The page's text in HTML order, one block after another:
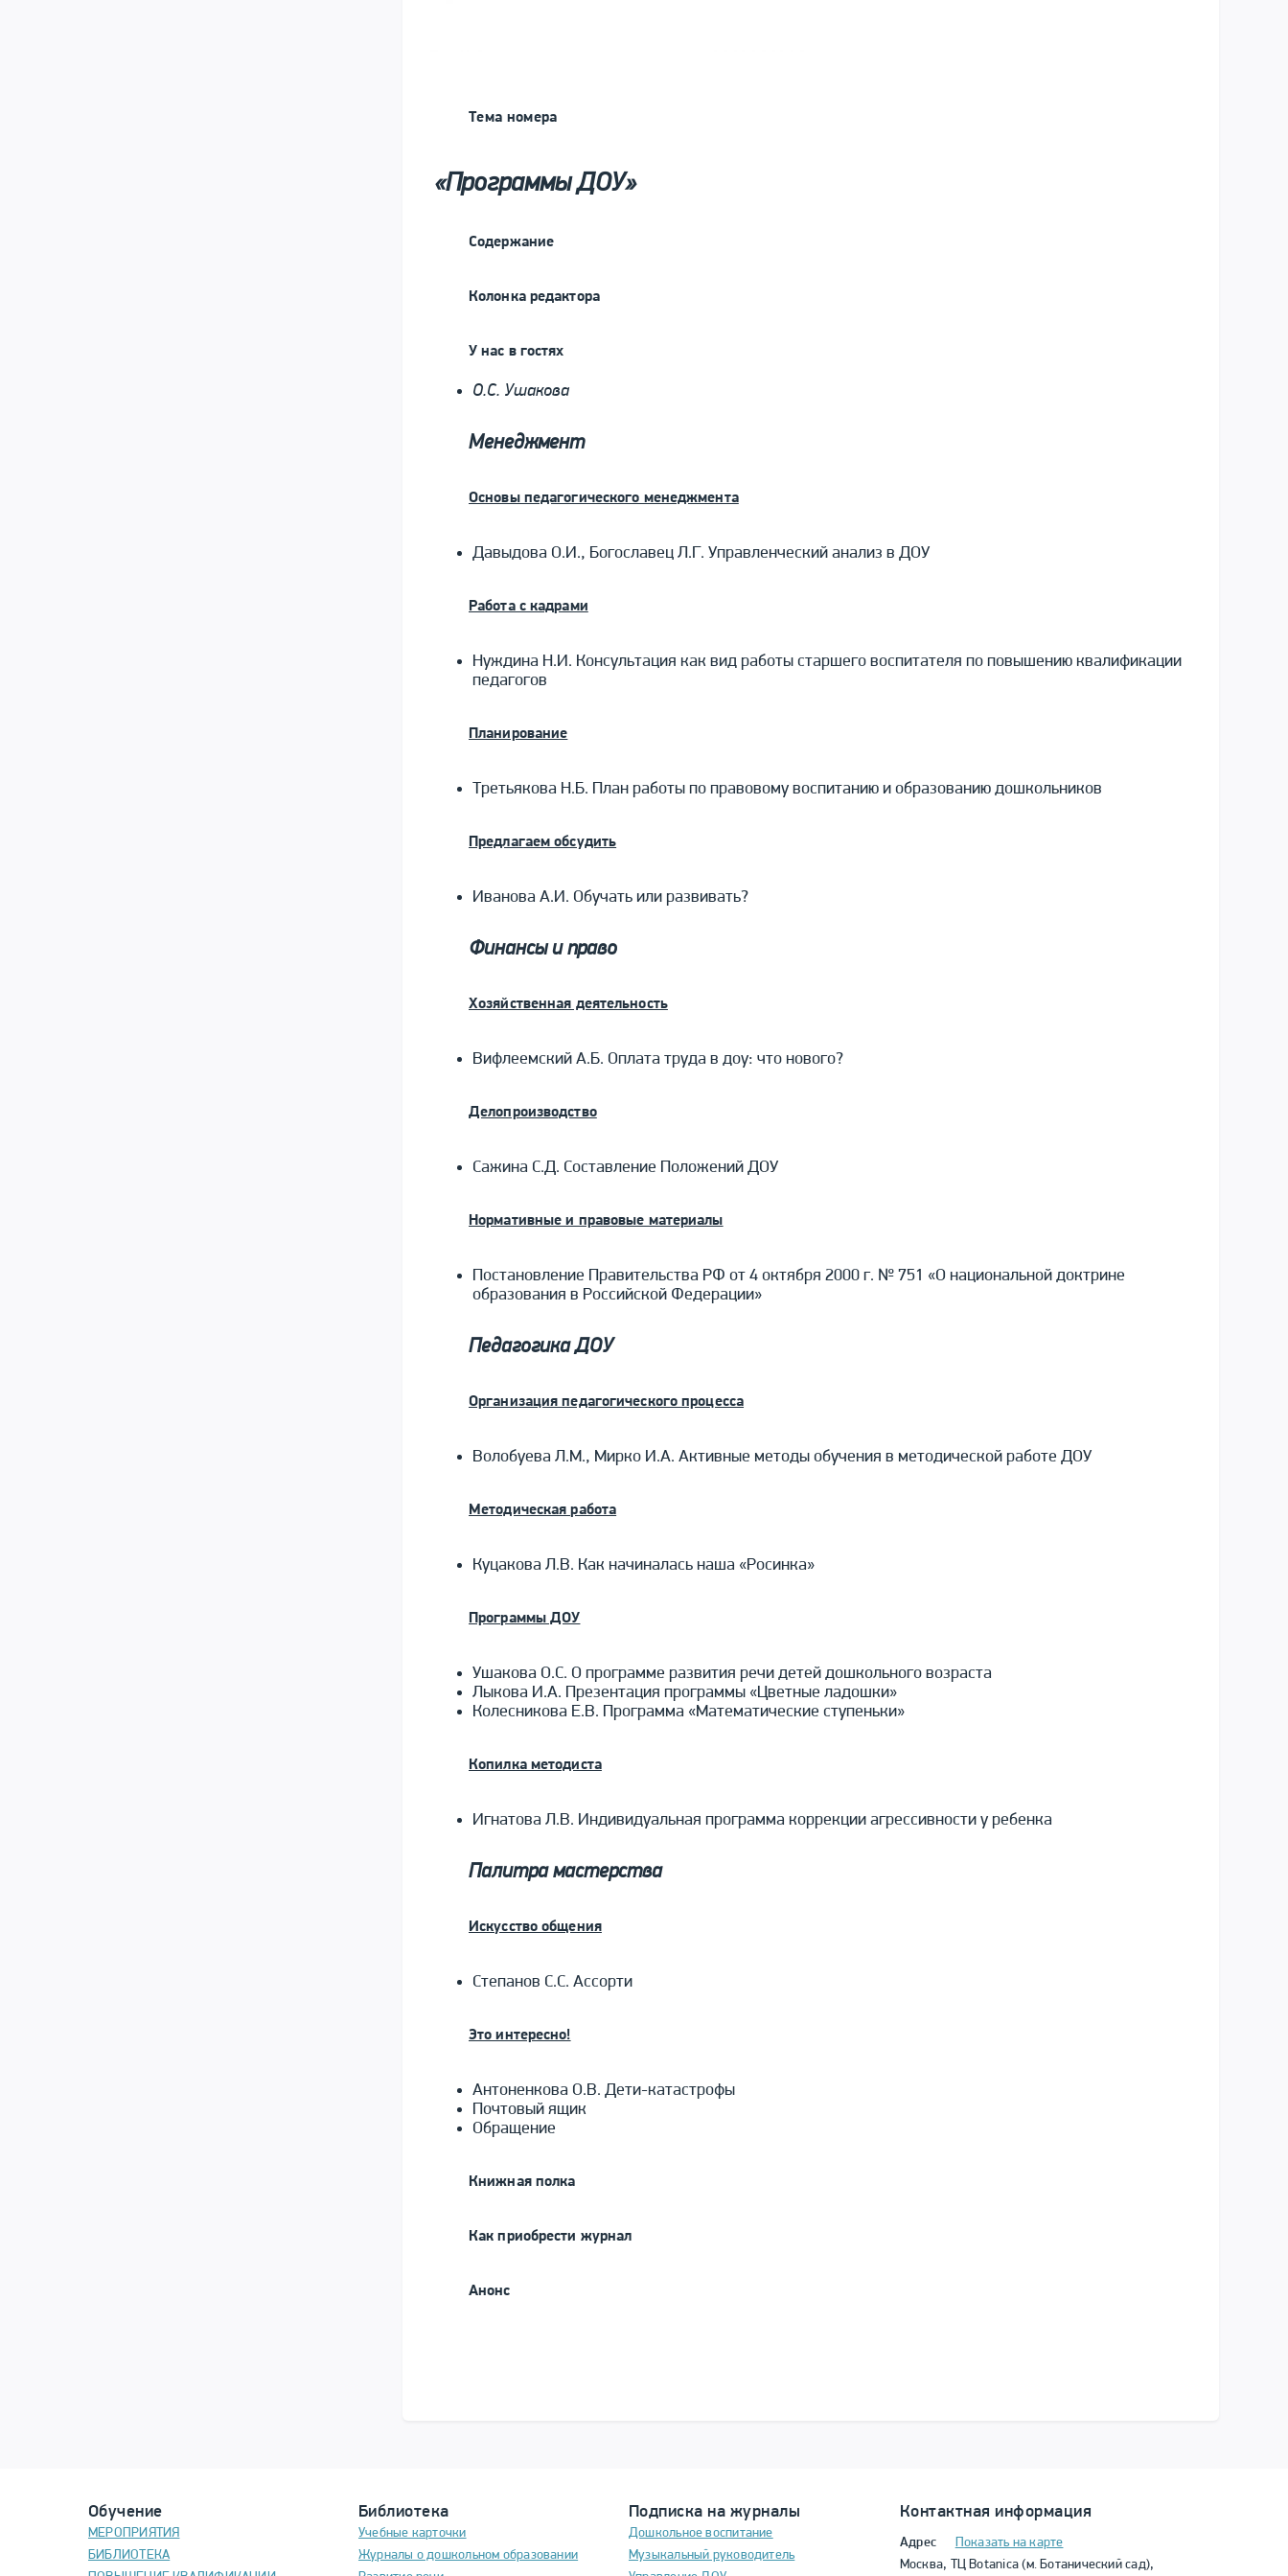
Тема номера
«Программы ДОУ»
Содержание
Колонка редактора
У нас в гостях
О.С. Ушакова
Менеджмент
Основы педагогического менеджмента
Давыдова О.И., Богославец Л.Г. Управленческий анализ в ДОУ
Работа с кадрами
Нуждина Н.И. Консультация как вид работы старшего воспитателя по повышению квалификации
педагогов
Планирование
Третьякова Н.Б. План работы по правовому воспитанию и образованию дошкольников
Предлагаем обсудить
Иванова А.И. Обучать или развивать?
Финансы и право
Хозяйственная деятельность
Вифлеемский А.Б. Оплата труда в доу: что нового?
Делопроизводство
Сажина С.Д. Составление Положений ДОУ
Нормативные и правовые материалы
Постановление Правительства РФ от 4 октября 2000 г. № 751 «О национальной доктрине
образования в Российской Федерации»
Педагогика ДОУ
Организация педагогического процесса
Волобуева Л.М., Мирко И.А. Активные методы обучения в методической работе ДОУ
Методическая работа
Куцакова Л.В. Как начиналась наша «Росинка»
Программы ДОУ
Ушакова О.С. О программе развития речи детей дошкольного возраста
Лыкова И.А. Презентация программы «Цветные ладошки»
Колесникова Е.В. Программа «Математические ступеньки»
Копилка методиста
Игнатова Л.В. Индивидуальная программа коррекции агрессивности у ребенка
Палитра мастерства
Искусство общения
Степанов С.С. Ассорти
Это интересно!
Антоненкова О.В. Дети-катастрофы
Почтовый ящик
Обращение
Книжная полка
Как приобрести журнал
Анонс
Обучение
МЕРОПРИЯТИЯ
БИБЛИОТЕКА
Библиотека
Учебные карточки
Журналы о дошкольном образовании
Подписка на журналы
Дошкольное воспитание
Музыкальный руководитель
Контактная информация
Адрес
Показать на карте
Москва, ТЦ Botanica (м. Ботанический сад),